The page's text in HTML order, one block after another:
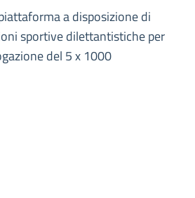
a disposizione di
sportive dilettantistiche per
del 5 x 1000